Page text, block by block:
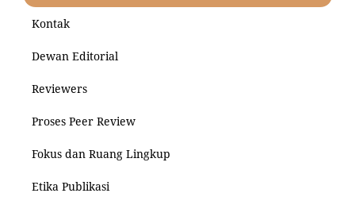
Kontak
Dewan Editorial
Reviewers
Proses Peer Review
Fokus dan Ruang Lingkup
Etika Publikasi